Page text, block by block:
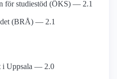
för studiestöd (ÖKS) — 2.1
(BRÅ) — 2.1
i Uppsala — 2.0